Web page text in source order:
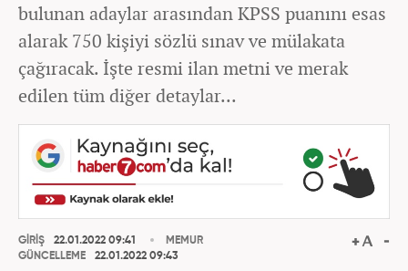
bulunan adaylar arasından KPSS puanını esas
alarak 750 kişiyi sözlü sınav ve mülakata
çağıracak. İşte resmi ilan metni ve merak
edilen tüm diğer detaylar...
GİRİŞ
22.01.2022 09:41
GÜNCELLEME
22.01.2022 09:43
MEMUR